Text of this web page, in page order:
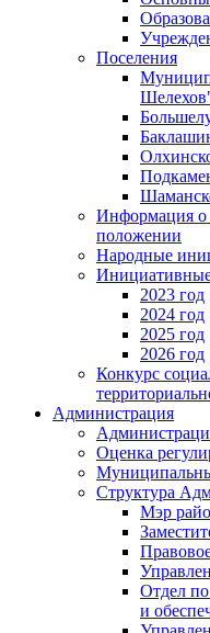
Поселения
Информация о
положении
Народные
2023 год
2024 год
2025 год
2026 год
Конкурс
Администрация
Оценка
Структура
Мэр
Отдел
и